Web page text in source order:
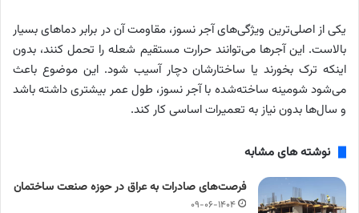
یکی از اصلی‌ترین ویژگی‌های آجر نسوز، مقاومت آن در برابر دماهای بسیار
بالاست. این آجرها می‌توانند حرارت مستقیم شعله را تحمل کنند، بدون
اینکه ترک بخورند یا ساختارشان دچار آسیب شود. این موضوع باعث
می‌شود شومینه ساخته‌شده با آجر نسوز، طول عمر بیشتری داشته باشد
و سال‌ها بدون نیاز به تعمیرات اساسی کار کند.
نوشته های مشابه
فرصت‌های صادرات به عراق در حوزه صنعت ساختمان
۰۹-۰۶-۱۴۰۴